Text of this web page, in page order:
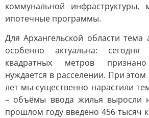
коммунальной
ипотечные программы.
Для Архангельской области тема
особенно актуальна:
квадратных метров
нуждается в расселении. При
лет мы существенно нарастили
– объёмы ввода жилья выросли
прошлом году введено 456 тысяч